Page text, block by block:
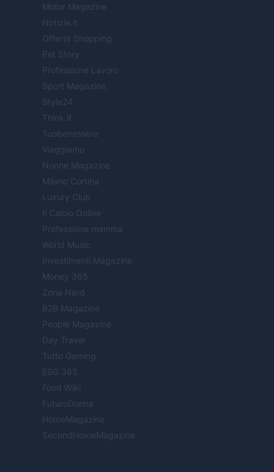
Motor Magazine
Notizie.it
Offerte Shopping
Pet Story
Professione Lavoro
Sport Magazine
Style24
Think.it
Tuobenessere
Viaggiamo
Nonne Magazine
Milano Cortina
Luxury Club
Il Calcio Online
Professione mamma
World Music
Investimenti Magazine
Money 365
Zona Nerd
B2B Magazine
People Magazine
Day Travel
Tutto Gaming
ESG 365
Food Wiki
FuturoDonna
HomeMagazine
SecondHomeMagazine